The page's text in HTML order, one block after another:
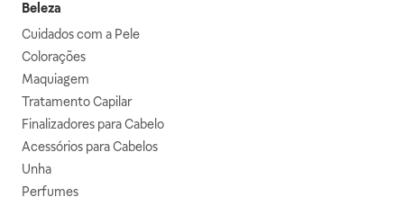
Beleza
Cuidados com a Pele
Colorações
Maquiagem
Tratamento Capilar
Finalizadores para Cabelo
Acessórios para Cabelos
Unha
Perfumes